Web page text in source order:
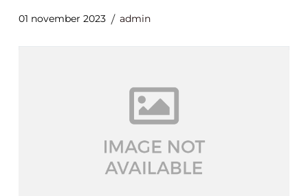
01 november 2023 admin